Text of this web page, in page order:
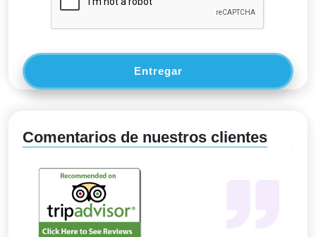
Entregar
Comentarios de nuestros clientes